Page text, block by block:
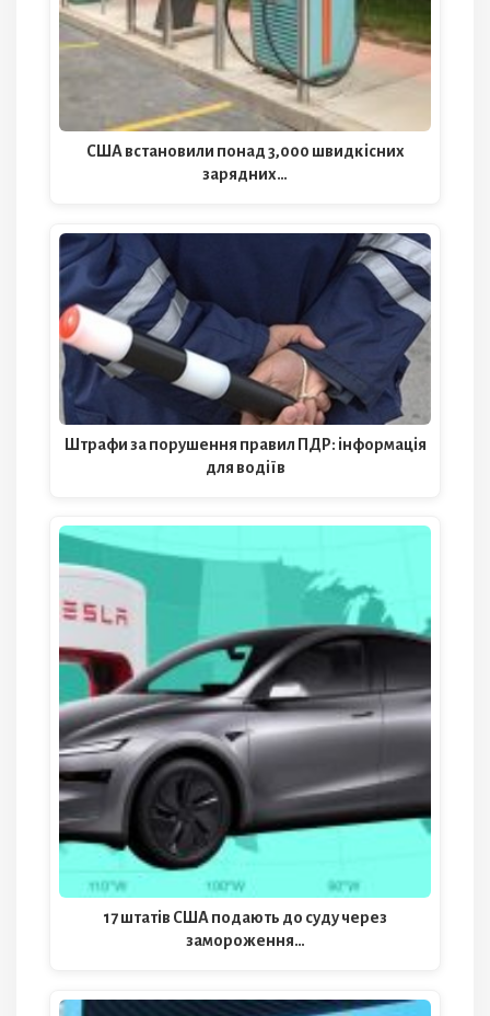
США встановили понад 3,000 швидкісних
зарядних…
Штрафи за порушення правил ПДР: інформація
для водіїв
17 штатів США подають до суду через
замороження…